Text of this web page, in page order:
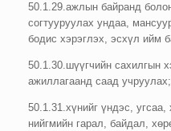
50.1.29.ажлын байранд
согтууруулах ундаа,
бодис хэрэглэх, эсхүл ийм
50.1.30.шүүгчийн сахилгын
ажиллагаанд саад учруулах;
50.1.31.хүнийг үндэс,
нийгмийн гарал, байдал,